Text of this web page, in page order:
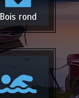
Bois rond